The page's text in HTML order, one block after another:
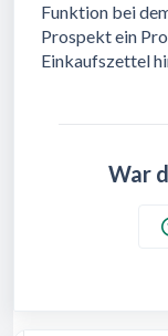
Funktion bei
Prospekt ein
Einkaufszettel
War